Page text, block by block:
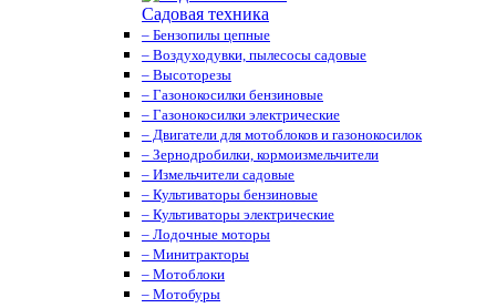
Садовая техника
– Бензопилы цепные
– Воздуходувки, пылесосы садовые
– Высоторезы
– Газонокосилки бензиновые
– Газонокосилки электрические
– Двигатели для мотоблоков и газонокосилок
– Зернодробилки, кормоизмельчители
– Измельчители садовые
– Культиваторы бензиновые
– Культиваторы электрические
– Лодочные моторы
– Минитракторы
– Мотоблоки
– Мотобуры